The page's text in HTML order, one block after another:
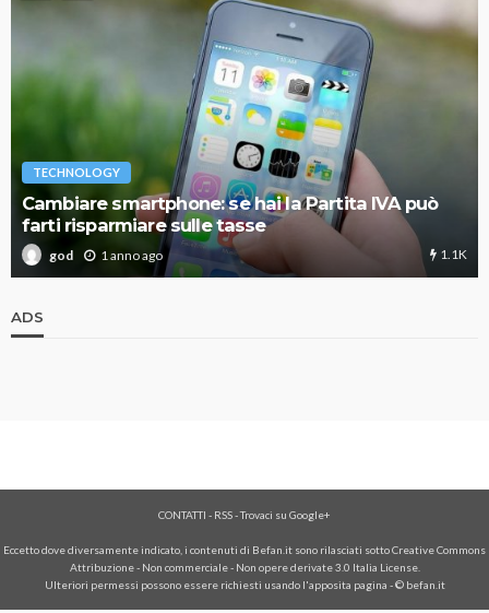
TECHNOLOGY
Cambiare smartphone: se hai la Partita IVA può
farti risparmiare sulle tasse
god 1 anno ago 1.1K
ADS
CONTATTI - RSS-Trovaci su Google+
Eccetto dove diversamente indicato, i contenuti di Befan.it sono rilasciati sotto Creative Commons
Attribuzione - Non commerciale - Non opere derivate 3.0 Italia License.
Ulteriori permessi possono essere richiesti usando l'apposita pagina - © befan.it